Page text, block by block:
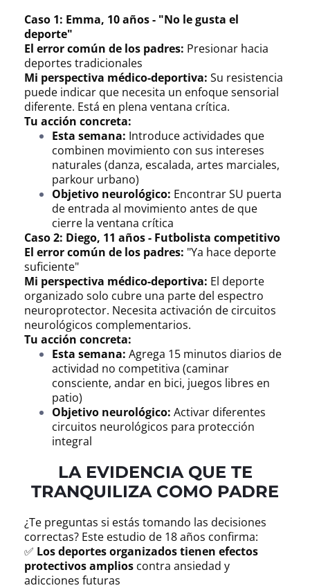
Caso 1: Emma, 10 años - "No le gusta el
deporte"
El error común de los padres: Presionar hacia
deportes tradicionales
Mi perspectiva médico-deportiva: Su resistencia
puede indicar que necesita un enfoque sensorial
diferente. Está en plena ventana crítica.
Tu acción concreta:
Esta semana: Introduce actividades que
combinen movimiento con sus intereses
naturales (danza, escalada, artes marciales,
parkour urbano)
Objetivo neurológico: Encontrar SU puerta
de entrada al movimiento antes de que
cierre la ventana crítica
Caso 2: Diego, 11 años - Futbolista competitivo
El error común de los padres: "Ya hace deporte
suficiente"
Mi perspectiva médico-deportiva: El deporte
organizado solo cubre una parte del espectro
neuroprotector. Necesita activación de circuitos
neurológicos complementarios.
Tu acción concreta:
Esta semana: Agrega 15 minutos diarios de
actividad no competitiva (caminar
consciente, andar en bici, juegos libres en
patio)
Objetivo neurológico: Activar diferentes
circuitos neurológicos para protección
integral
LA EVIDENCIA QUE TE
TRANQUILIZA COMO PADRE
¿Te preguntas si estás tomando las decisiones
correctas? Este estudio de 18 años confirma:
✅ Los deportes organizados tienen efectos
protectivos amplios contra ansiedad y
adicciones futuras